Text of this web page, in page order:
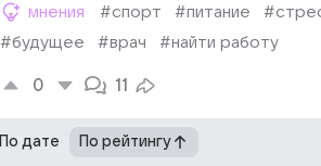
мнения #спорт #питание
#будущее
#врач #найти работу
0 11
По дате По рейтингу